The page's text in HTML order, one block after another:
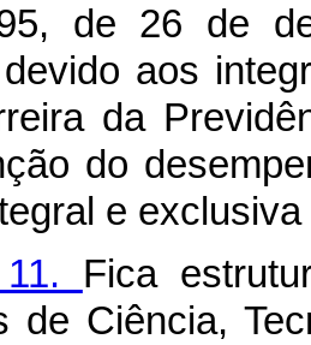
de 26 de
aos
da
do
e
Fica
de Ciência,